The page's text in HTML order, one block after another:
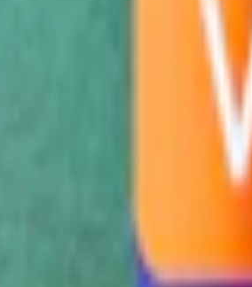
är en stark
med en torrare
och hibiskus.
White Portion hittar du 20 prillor som
Portionssnus utgår ur
Match tillverka One Orange och
varumärket One
Match sedan 2017, är en modern
har en nikotinhalt på 13 mg och väger